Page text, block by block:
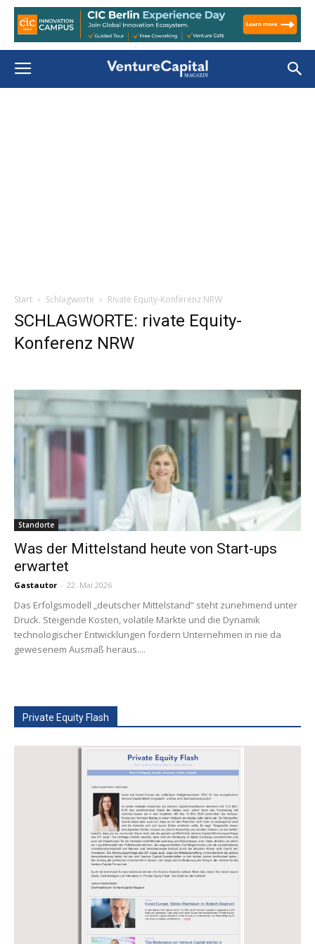
Start Schlagworte Rivate Equity-Konferenz NRW
SCHLAGWORTE: rivate Equity-
Konferenz NRW
Standorte
Was der Mittelstand heute von Start-ups
erwartet
Gastautor - 22. Mai 2026
Das Erfolgsmodell „deutscher Mittelstand“ steht zunehmend unter
Druck. Steigende Kosten, volatile Märkte und die Dynamik
technologischer Entwicklungen fordern Unternehmen in nie da
gewesenem Ausmaß heraus....
Private Equity Flash